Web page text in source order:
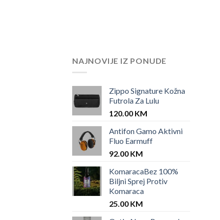
NAJNOVIJE IZ PONUDE
Zippo Signature Kožna
Futrola Za Lulu
120.00 KM
Antifon Gamo Aktivni
Fluo Earmuff
92.00 KM
KomaracaBez 100%
Biljni Sprej Protiv
Komaraca
25.00 KM